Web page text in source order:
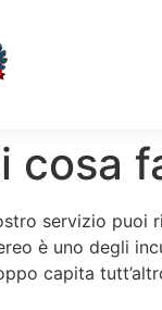
cosa
servizio puoi
è uno degli
capita